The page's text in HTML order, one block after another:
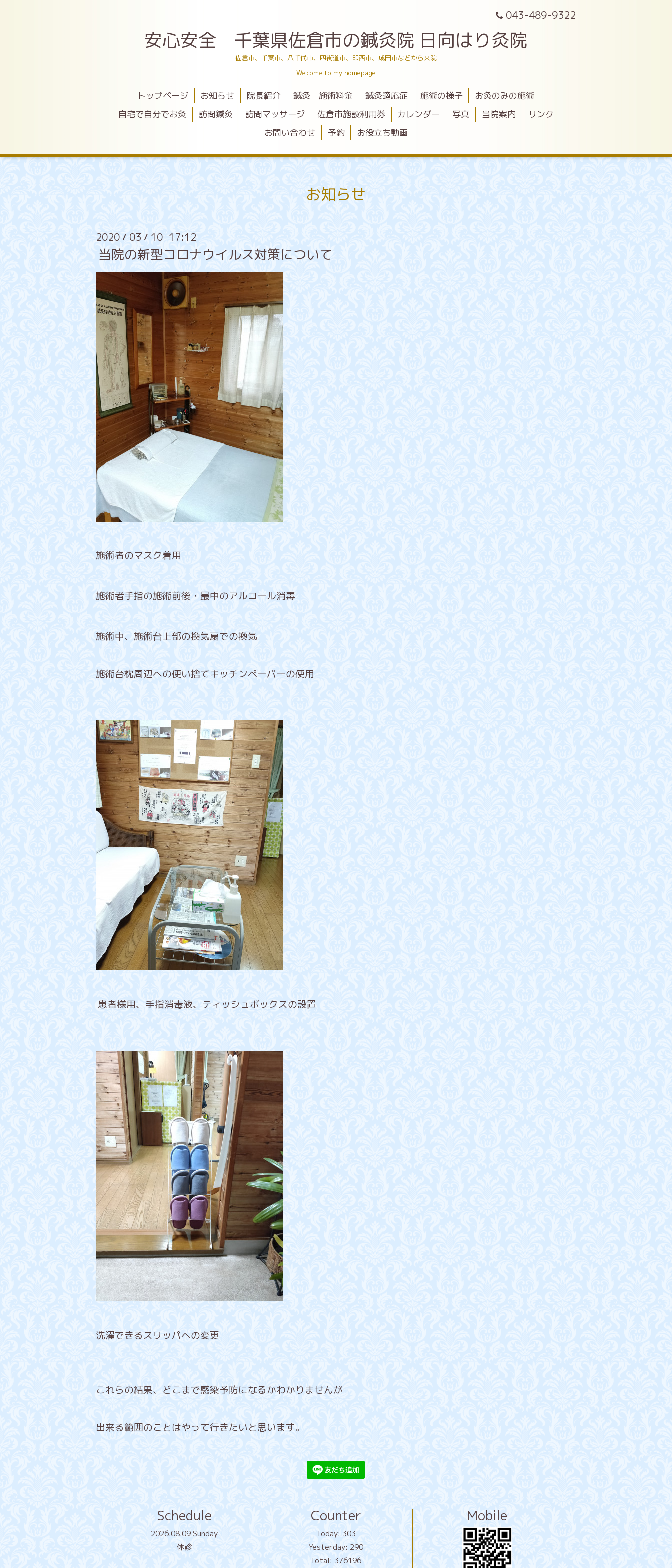
043-489-9322
安心安全 千葉県佐倉市の鍼灸院 日向はり灸院
佐倉市、千葉市、八千代市、四街道市、印西市、成田市などから来院
Welcome to my homepage
トップページ お知らせ 院長紹介 鍼灸 施術料金 鍼灸適応症 施術の様子
お灸のみの施術
自宅で自分でお灸
訪問鍼灸 訪問マッサージ 佐倉市施設利用券 カレンダー 写真 当院案内
リンク
お問い合わせ
予約 お役立ち動画
お知らせ
2020 / 03 / 10 17:12
当院の新型コロナウイルス対策について
施術者のマスク着用
施術者手指の施術前後・最中のアルコール消毒
施術中、施術台上部の換気扇での換気
施術台枕周辺への使い捨てキッチンペーパーの使用
患者様用、手指消毒液、ティッシュボックスの設置
洗濯できるスリッパへの変更
これらの結果、どこまで感染予防になるかわかりませんが
出来る範囲のことはやって行きたいと思います。
Schedule
2026.08.09 Sunday
休診
Counter
Today: 303
Yesterday: 290
Total: 376196
Mobile